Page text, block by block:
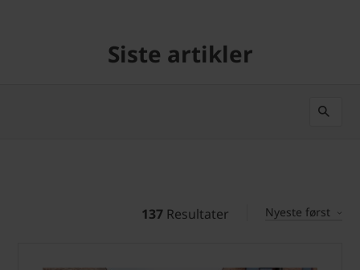
Siste artikler
137 Resultater Nyeste først